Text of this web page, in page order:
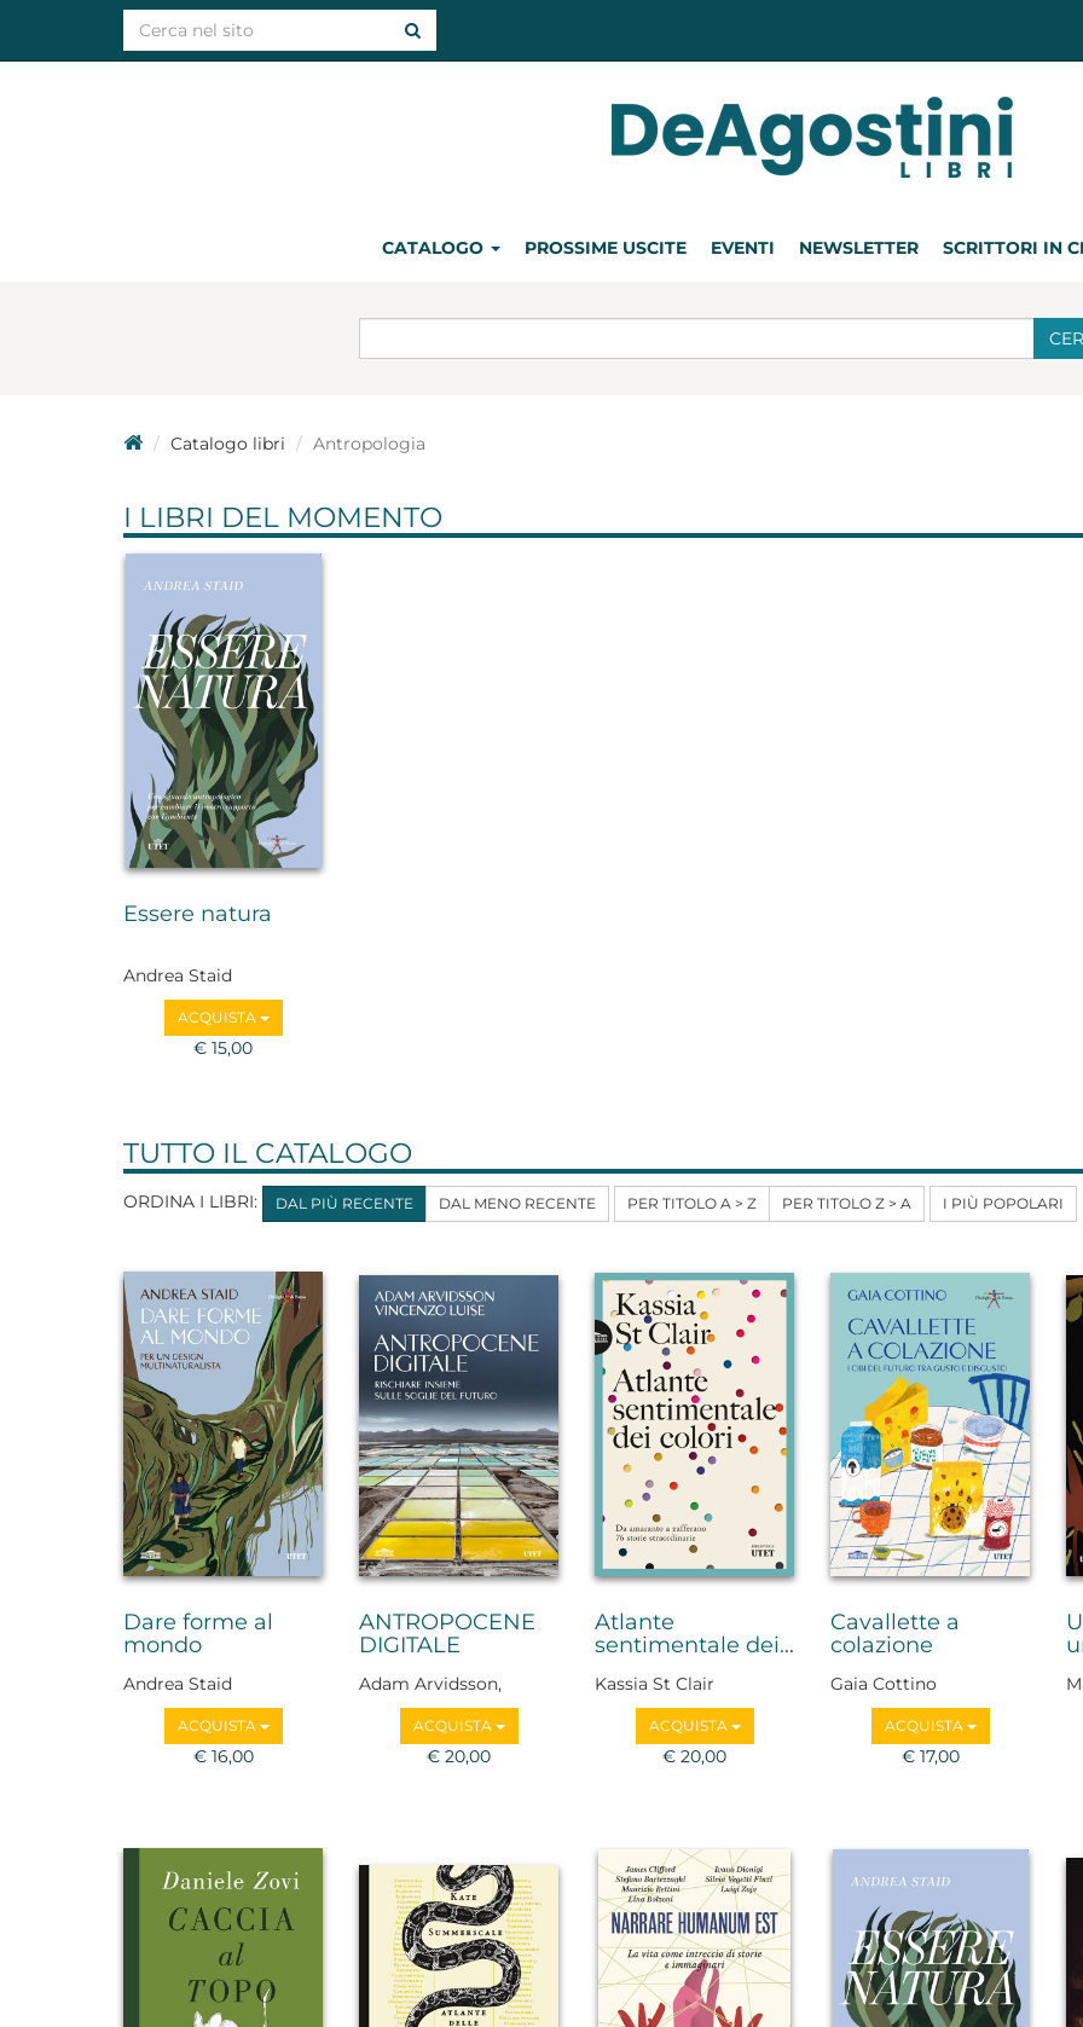
CATALOGO PROSSIME USCITE EVENTI NEWSLETTER SCRITTORI IN
Catalogo libri Antropologia
I LIBRI DEL MOMENTO
Essere natura
Andrea Staid
ACQUISTA
€ 15,00
TUTTO IL CATALOGO
ORDINA I LIBRI: DAL PIÙ RECENTE DAL MENO RECENTE PER TITOLO A > Z PER TITOLO Z > A I PIÙ POPOLARI
Dare forme al
mondo
Andrea Staid
ACQUISTA
€ 16,00
ANTROPOCENE
DIGITALE
Adam Arvidsson,
Vincenzo Luise
ACQUISTA
€ 20,00
Atlante
sentimentale dei...
Kassia St Clair
ACQUISTA
€ 20,00
Cavallette a
colazione
Gaia Cottino
ACQUISTA
€ 17,00